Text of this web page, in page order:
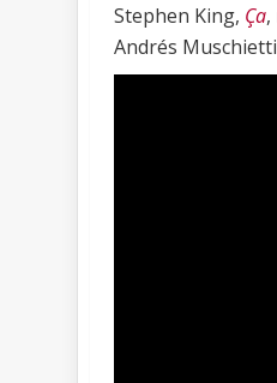
Stephen King, Ça
Andrés